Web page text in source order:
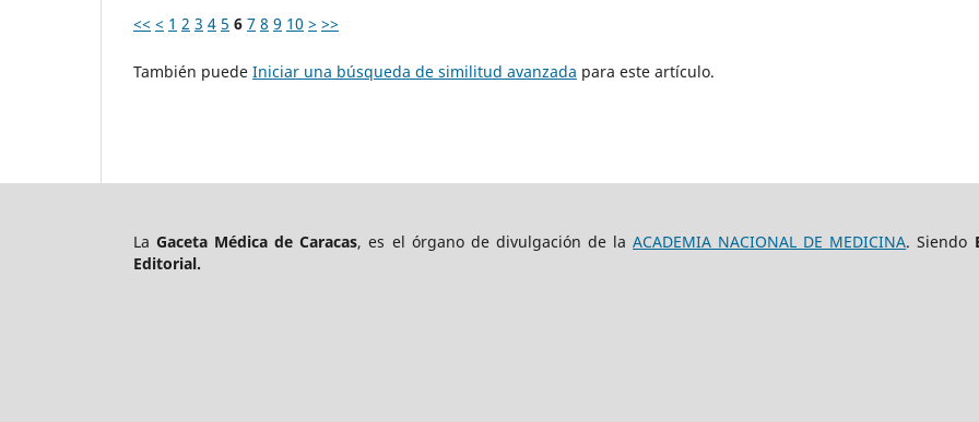
<< < 1 2 3 4 5 6 7 8 9 10 > >>
También puede Iniciar una búsqueda de similitud avanzada para este artículo.
LaGaceta Médica de Caracas, es el órgano de divulgación de laACADEMIA NACIONAL DE MEDICINA. Siendo
Editorial.